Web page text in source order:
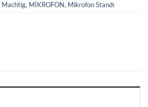
Machtig, MİKROFON, Mikrofon Standı